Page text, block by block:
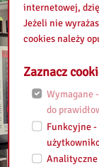
internetowej,
Jeżeli nie
cookies należy
Zaznacz
Wymagane
do
Funkcyjne -
Analityczne